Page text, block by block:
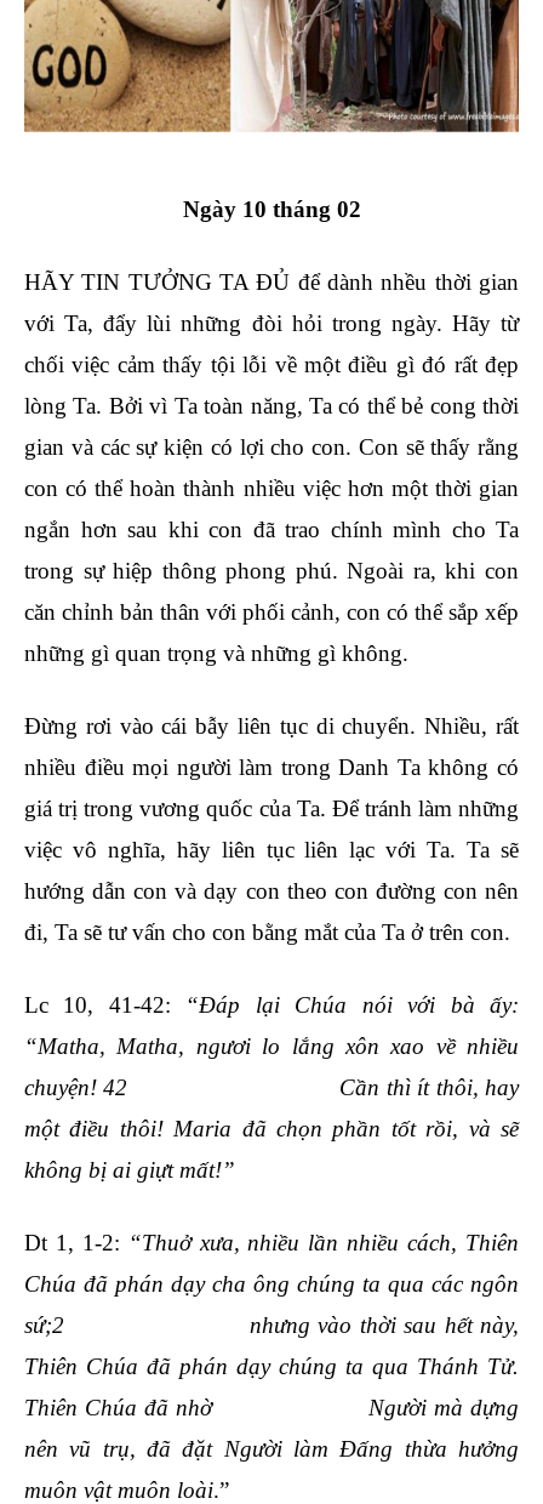
Ngày 10 tháng 02
HÃY TIN TƯỞNG TA ĐỦ để dành nhều thời gian
với Ta, đẩy lùi những đòi hỏi trong ngày. Hãy từ
chối việc cảm thấy tội lỗi về một điều gì đó rất đẹp
lòng Ta. Bởi vì Ta toàn năng, Ta có thể bẻ cong thời
gian và các sự kiện có lợi cho con. Con sẽ thấy rằng
con có thể hoàn thành nhiều việc hơn một thời gian
ngắn hơn sau khi con đã trao chính mình cho Ta
trong sự hiệp thông phong phú. Ngoài ra, khi con
căn chỉnh bản thân với phối cảnh, con có thể sắp xếp
những gì quan trọng và những gì không.
Đừng rơi vào cái bẫy liên tục di chuyển. Nhiều, rất
nhiều điều mọi người làm trong Danh Ta không có
giá trị trong vương quốc của Ta. Để tránh làm những
việc vô nghĩa, hãy liên tục liên lạc với Ta. Ta sẽ
hướng dẫn con và dạy con theo con đường con nên
đi, Ta sẽ tư vấn cho con bằng mắt của Ta ở trên con.
Lc 10, 41-42: “Ðáp lại Chúa nói với bà ấy:
“Matha, Matha, ngươi lo lắng xôn xao về nhiều
chuyện! 42 Cần thì ít thôi, hay
một điều thôi! Maria đã chọn phần tốt rồi, và sẽ
không bị ai giựt mất!”
Dt 1, 1-2: “Thuở xưa, nhiều lần nhiều cách, Thiên
Chúa đã phán dạy cha ông chúng ta qua các ngôn
sứ;2 nhưng vào thời sau hết này,
Thiên Chúa đã phán dạy chúng ta qua Thánh Tử.
Thiên Chúa đã nhờ Người mà dựng
nên vũ trụ, đã đặt Người làm Đấng thừa hưởng
muôn vật muôn loài.”